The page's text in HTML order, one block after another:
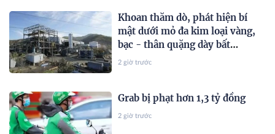
Khoan thăm dò, phát hiện bí
mật dưới mỏ đa kim loại vàng,
bạc - thân quặng dày bất
thường hé lộ dư địa khai thác
2 giờ trước
Grab bị phạt hơn 1,3 tỷ đồng
2 giờ trước